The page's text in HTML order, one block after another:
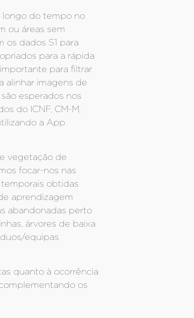
longo do tempo no
ou áreas sem
os dados S1 para
para a rápida
para filtrar
alinhar imagens de
esperados nos
do ICNF, CM-M,
a App
vegetação de
focar-nos nas
obtidas
aprendizagem
abandonadas perto
árvores de baixa
equipas
quanto à ocorrência
os